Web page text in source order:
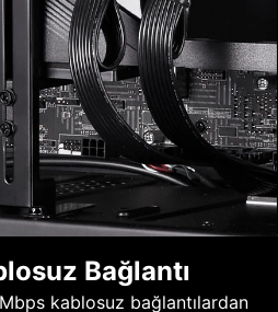
Bağlantı
kablosuz bağlantılardan